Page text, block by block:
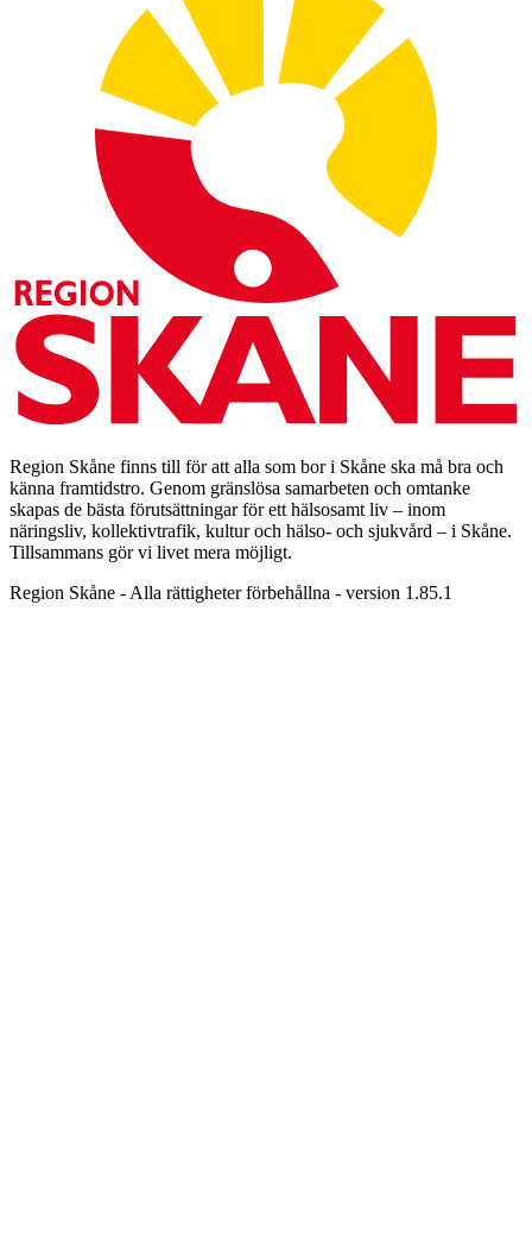
Region Skåne finns till för att alla som bor i Skåne ska må bra och
känna framtidstro. Genom gränslösa samarbeten och omtanke
skapas de bästa förutsättningar för ett hälsosamt liv – inom
näringsliv, kollektivtrafik, kultur och hälso- och sjukvård – i Skåne.
Tillsammans gör vi livet mera möjligt.
Region Skåne - Alla rättigheter förbehållna - version 1.85.1